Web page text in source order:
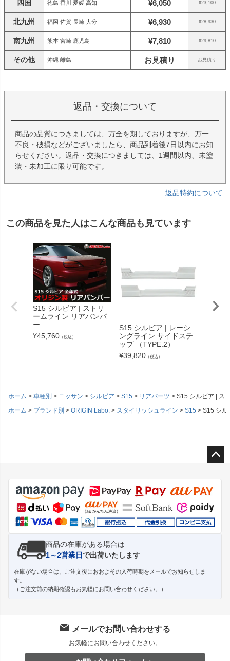
四国 徳島 香川 愛媛 高知 ¥6,050 ¥23,100
北九州 福岡 佐賀 長崎 大分 ¥6,930 ¥28,930
南九州 熊本 宮崎 鹿児島 ¥7,810 ¥29,810
その他 沖縄 離島 お見積り お見積り
返品・交換について
商品の品質につきましては、万全を期しておりますが、万一
不良・破損などがございましたら、商品到着後7日以内にお知
らせください。返品・交換につきましては、1週間以内、未塗
装・未加工に限り可能です。
返品特約について
この商品を見た人はこんな商品も見ています
S15 シルビア | ストリ
ームライン リアバンパ
ー
¥45,760 （税込）
S15 シルビア | レーシ
ングライン サイドステ
ップ （TYPE.2）
¥39,820 （税込）
S15
ホーム 車種別 ニッサン シルビア S15 リアパーツ
S15 シルビア | ス
ホーム
ブランド別 ORIGIN Labo. スタイリッシュライン S15 S15 シル
ジト
ップ
へ
商品の在庫がある場合は
1～2営業日で出荷いたします
在庫がない場合は、ご注文後におおよその入荷時期をメールでお知らせしま
す。
（ご注文前の納期確認もお気軽にお問い合わせください。）
メールでお問い合わせする
お気軽にお問い合わせください。